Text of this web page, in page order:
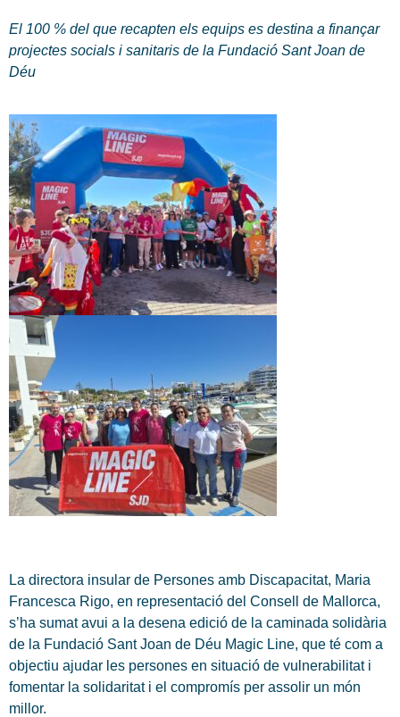
El 100 % del que recapten els equips es destina a finançar
projectes socials i sanitaris de la Fundació Sant Joan de
Déu
La directora insular de Persones amb Discapacitat, Maria
Francesca Rigo, en representació del Consell de Mallorca,
s’ha sumat avui a la desena edició de la caminada solidària
de la Fundació Sant Joan de Déu Magic Line, que té com a
objectiu ajudar les persones en situació de vulnerabilitat i
fomentar la solidaritat i el compromís per assolir un món
millor.